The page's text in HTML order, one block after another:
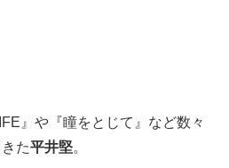
』や『瞳をとじて』など数々
た平井堅。